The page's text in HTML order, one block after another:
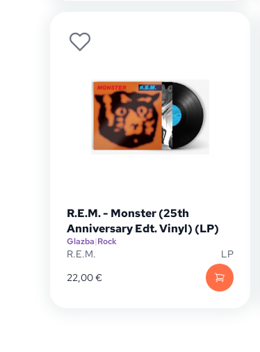
R.E.M. - Monster (25th
Anniversary Edt. Vinyl) (LP)
Glazba|Rock
R.E.M.
LP
22,00€